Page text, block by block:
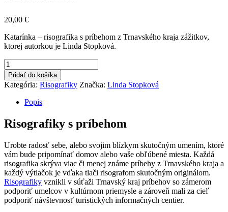
20,00 €
Katarínka – risografika s príbehom z Trnavského kraja zážitkov,
ktorej autorkou je Linda Stopková.
množstvo
Katarínka
Pridať do košíka
Kategória: Risografiky Značka: Linda Stopková
Popis
Risografiky s príbehom
Urobte radosť sebe, alebo svojim blízkym skutočným umením, ktoré
vám bude pripomínať domov alebo vaše obľúbené miesta. Každá
risografika skrýva viac či menej známe príbehy z Trnavského kraja a
každý výtlačok je vďaka tlači risografom skutočným originálom.
Risografiky vznikli v súťaži Trnavský kraj príbehov so zámerom
podporiť umelcov v kultúrnom priemysle a zároveň mali za cieľ
podporiť návštevnosť turistických informačných centier.